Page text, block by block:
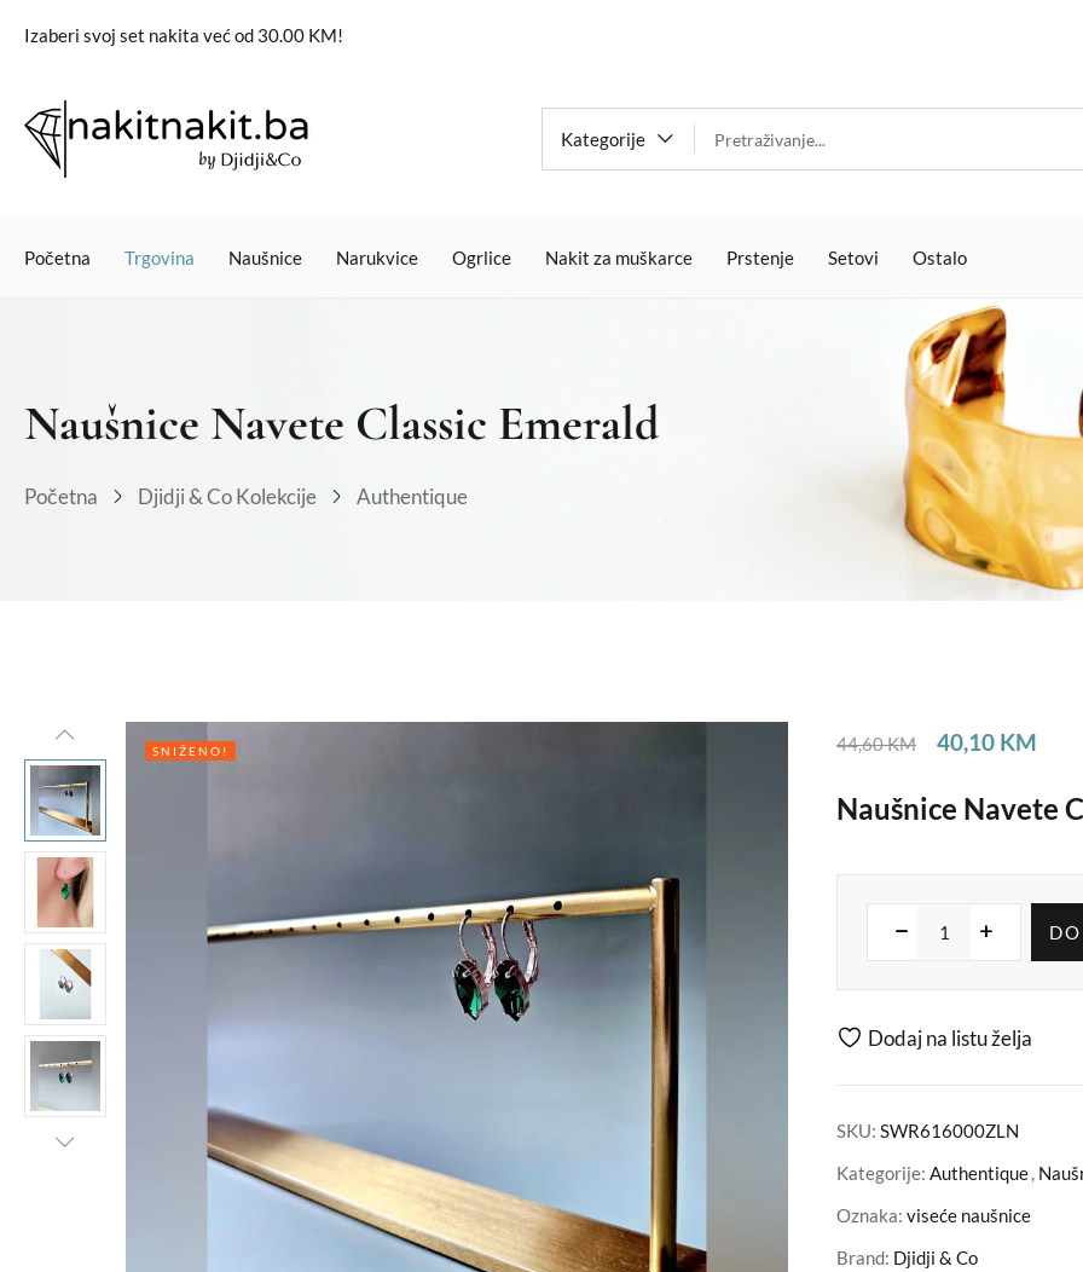
Izaberi svoj set nakita već od 30.00 KM!
Kategorije
Početna Trgovina Naušnice Narukvice Ogrlice Nakit za muškarce Prstenje Setovi Ostalo
Naušnice Navete Classic Emerald
Početna Djidji & Co Kolekcije Authentique
SNIŽENO! 44,60KM 40,10 KM
Naušnice Navete
Dodaj na listu želja
SKU: SWR616000ZLN
Kategorije: Authentique,
Oznaka: viseće naušnice
Brand: Djidji & Co